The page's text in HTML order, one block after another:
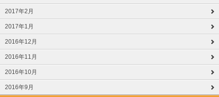
2017年2月
2017年1月
2016年12月
2016年11月
2016年10月
2016年9月